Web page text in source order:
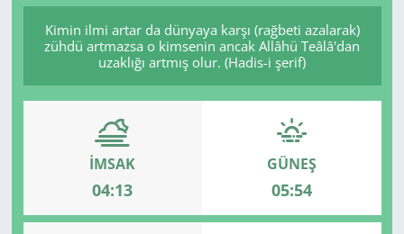
Kimin ilmi artar da dünyaya karşı (rağbeti azalarak)
zühdü artmazsa o kimsenin ancak Allâhü Teâlâ'dan
uzaklığı artmış olur. (Hadis-i şerif)
İMSAK
04:13
GÜNEŞ
05:54